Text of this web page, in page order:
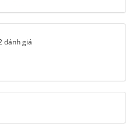
đánh giá